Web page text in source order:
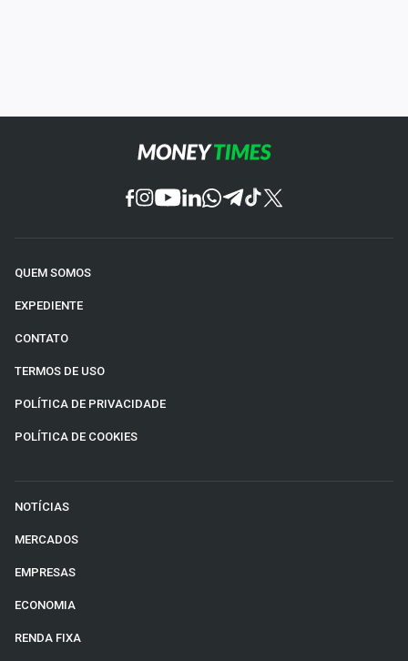
QUEM SOMOS
EXPEDIENTE
CONTATO
TERMOS DE USO
POLÍTICA DE PRIVACIDADE
POLÍTICA DE COOKIES
NOTÍCIAS
MERCADOS
EMPRESAS
ECONOMIA
RENDA FIXA